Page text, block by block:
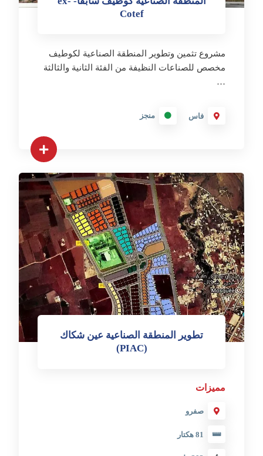
Cotef
مشروع تثمين وتطوير المنطقة الصناعية لكوطيف
مخصص للصناعات النظيفة من الفئة الثانية والثالثة
…
فاس منجز
تطوير المنطقة الصناعية عين شكاك
(PIAC)
مميزات
صفرو